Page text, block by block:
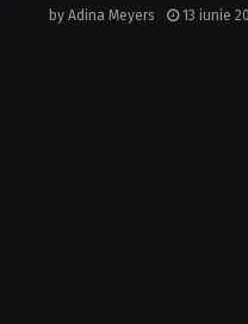
by Adina Meyers 13 iunie